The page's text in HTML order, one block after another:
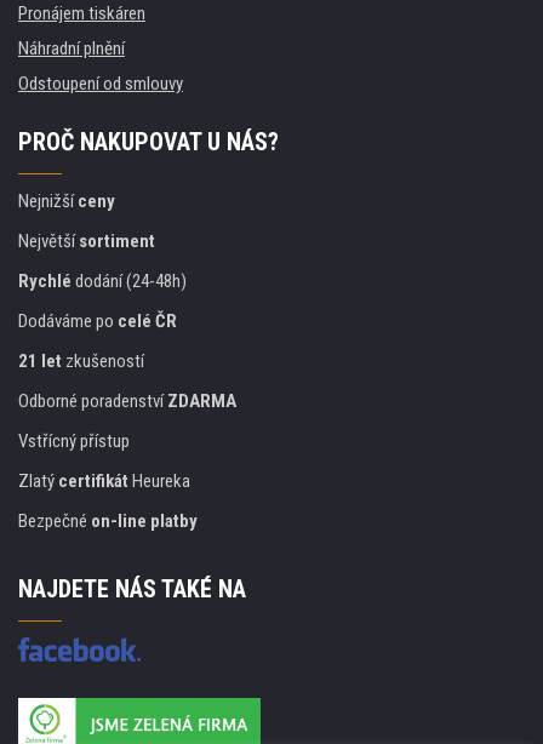
Pronájem tiskáren
Náhradní plnění
Odstoupení od smlouvy
PROČ NAKUPOVAT U NÁS?
Nejnižšíceny
Největšísortiment
Rychlé dodání (24-48h)
Dodáváme po celé ČR
21 let zkušeností
Odborné poradenstvíZDARMA
Vstřícný přístup
Zlatý certifikát Heureka
Bezpečné on-line platby
NAJDETE NÁS TAKÉ NA